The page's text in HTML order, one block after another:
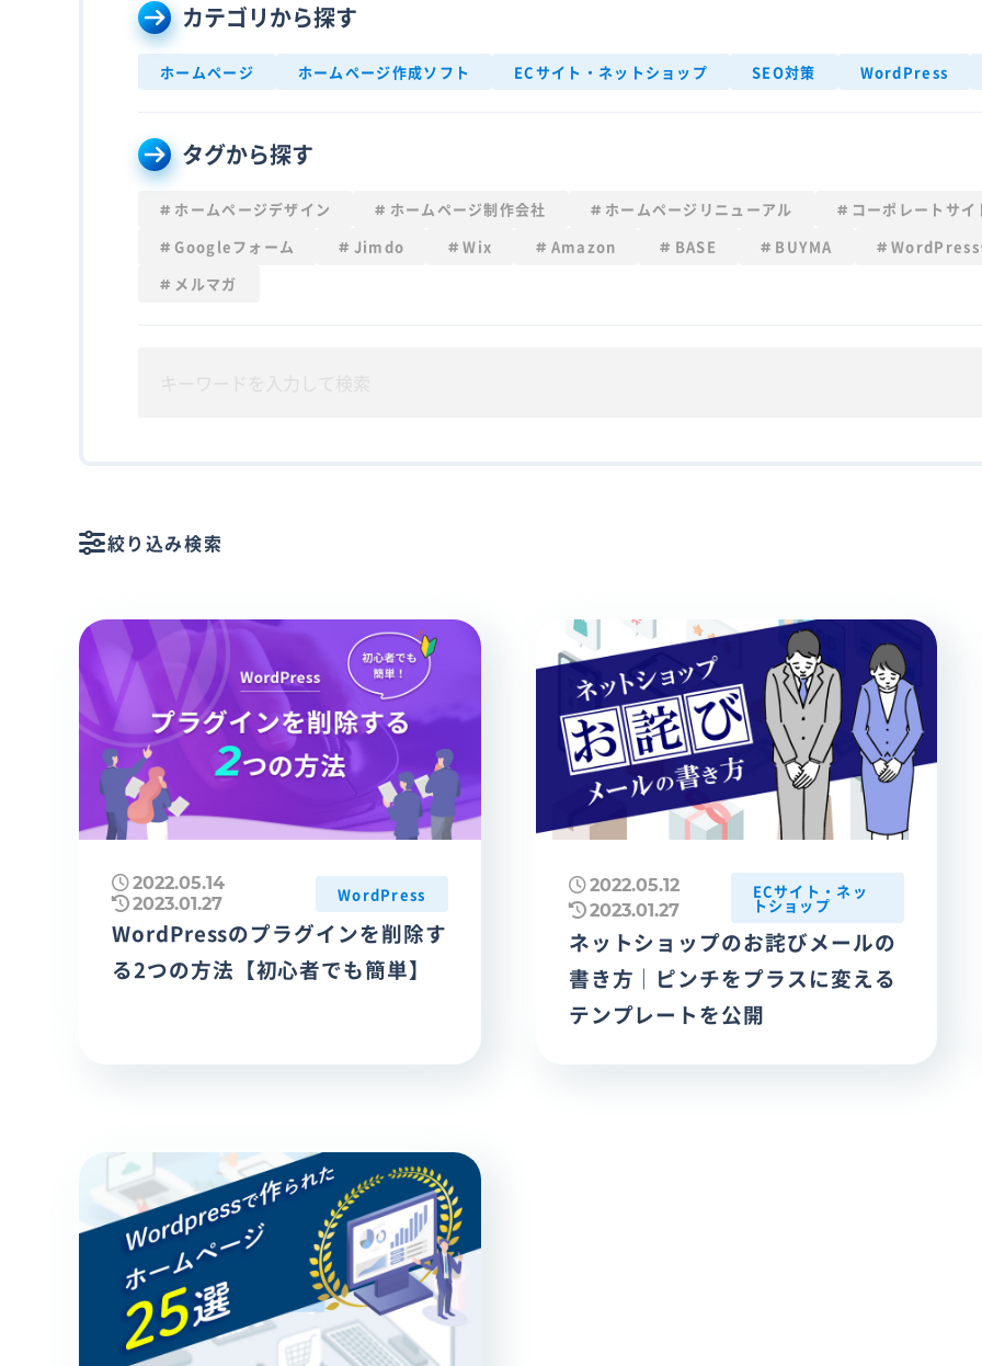
カテゴリから探す
ホームページ ホームページ作成ソフト ECサイト・ネットショップ SEO対策 WordPress
タグから探す
ホームページデザイン ホームページ制作会社 ホームページリニューアル
コーポレートサイ
Googleフォーム
Jimdo Wix Amazon BASE BUYMA
WordPress
メルマガ
絞り込み検索
2022.05.14
2023.01.27
WordPress
WordPressのプラグインを削除す
る2つの方法【初心者でも簡単】
2022.05.12
2023.01.27
ECサイト・ネッ
トショップ
ネットショップのお詫びメールの
書き方｜ピンチをプラスに変える
テンプレートを公開